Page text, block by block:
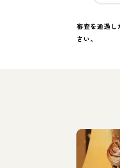
審査を通過
さい。